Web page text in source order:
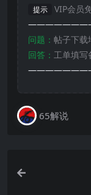
提示
VIP会员
问题： 帖子下载
回答： 工单填写
65解说